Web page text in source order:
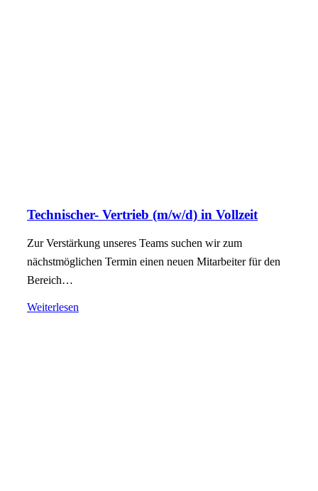
Technischer- Vertrieb (m/w/d) in Vollzeit
Zur Verstärkung unseres Teams suchen wir zum
nächstmöglichen Termin einen neuen Mitarbeiter für den
Bereich…
Weiterlesen